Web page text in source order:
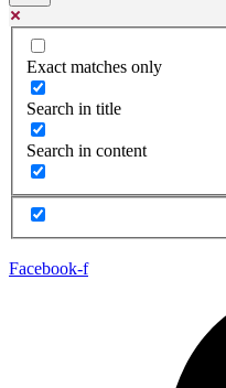
Exact matches only
Search in title
Search in content
Facebook-f